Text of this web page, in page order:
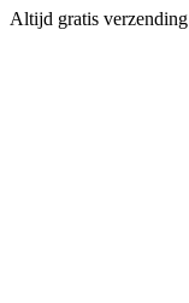
Altijd gratis verzending